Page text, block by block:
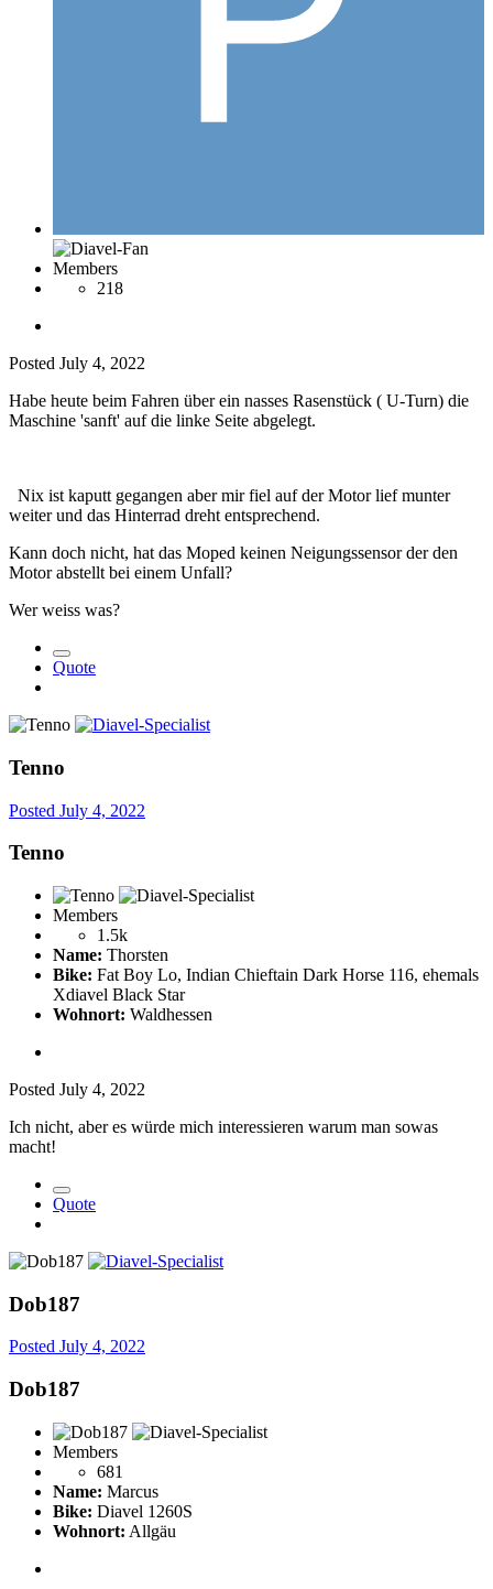
Members
218
Posted July 4, 2022
Habe heute beim Fahren über ein nasses Rasenstück ( U-Turn) die
Maschine 'sanft' auf die linke Seite abgelegt.
Nix ist kaputt gegangen aber mir fiel auf der Motor lief munter
weiter und das Hinterrad dreht entsprechend.
Kann doch nicht, hat das Moped keinen Neigungssensor der den
Motor abstellt bei einem Unfall?
Wer weiss was?
Quote
Tenno
Posted July 4, 2022
Tenno
Members
1.5k
Name: Thorsten
Bike: Fat Boy Lo, Indian Chieftain Dark Horse 116, ehemals
Xdiavel Black Star
Wohnort: Waldhessen
Posted July 4, 2022
Ich nicht, aber es würde mich interessieren warum man sowas
macht!
Quote
Dob187
Posted July 4, 2022
Dob187
Members
681
Name: Marcus
Bike: Diavel 1260S
Wohnort: Allgäu